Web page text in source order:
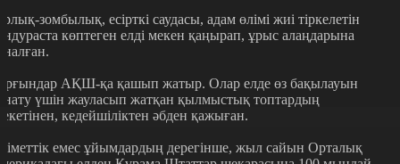
зомбылық, есірткі саудасы, адам өлімі жиі тіркелетін
көптеген елді мекен қаңырап, ұрыс алаңдарына
АҚШ-қа қашып жатыр. Олар елде өз бақылауын
үшін жауласып жатқан қылмыстық топтардың
кедейшіліктен әбден қажыған.
емес ұйымдардың дерегінше, жыл сайын Орталық